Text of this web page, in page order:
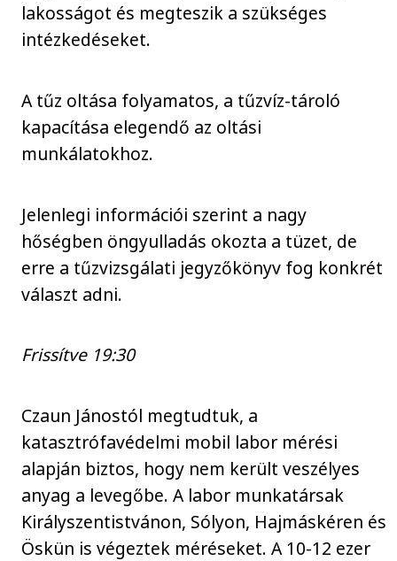
lakosságot és megteszik a szükséges
intézkedéseket.
A tűz oltása folyamatos, a tűzvíz-tároló
kapacítása elegendő az oltási
munkálatokhoz.
Jelenlegi információi szerint a nagy
hőségben öngyulladás okozta a tüzet, de
erre a tűzvizsgálati jegyzőkönyv fog konkrét
választ adni.
Frissítve 19:30
Czaun Jánostól megtudtuk, a
katasztrófavédelmi mobil labor mérési
alapján biztos, hogy nem került veszélyes
anyag a levegőbe. A labor munkatársak
Királyszentistvánon, Sólyon, Hajmáskéren és
Öskün is végeztek méréseket. A 10-12 ezer